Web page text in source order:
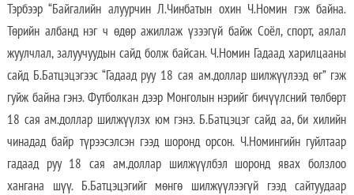
Тэрбээр “Байгалийн алуурчин Л.Чинбатын охин Ч.Номин гэж байна.
Төрийн албанд нэг ч өдөр ажиллаж үзээгүй байж Соёл, спорт, аялал
жуулчлал, залуучуудын сайд болж байсан. Ч.Номин Гадаад харилцааны
сайд Б.Батцэцэгээс “Гадаад руу 18 сая ам.доллар шилжүүлээд өг” гэж
гуйж байна гэнэ. Футболкан дээр Монголын нэрийг бичүүлсний төлбөрт
18 сая ам.доллар шилжүүлэх юм гэнэ. Б.Батцэцэг сайд аа, би хилийн
чинадад байр түрээсэлсэн гээд шоронд орсон. Ч.Номингийн гуйлтаар
гадаад руу 18 сая ам.доллар шилжүүлбэл шоронд явах болзлоо
хангана шүү. Б.Батцэцэгийг мөнгө шилжүүлээгүй гээд сайтуудаар